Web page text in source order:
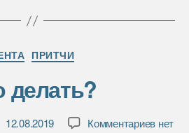
Рубрики
ПРИТЧИ
делать?
12.08.2019 Комментариевкнет